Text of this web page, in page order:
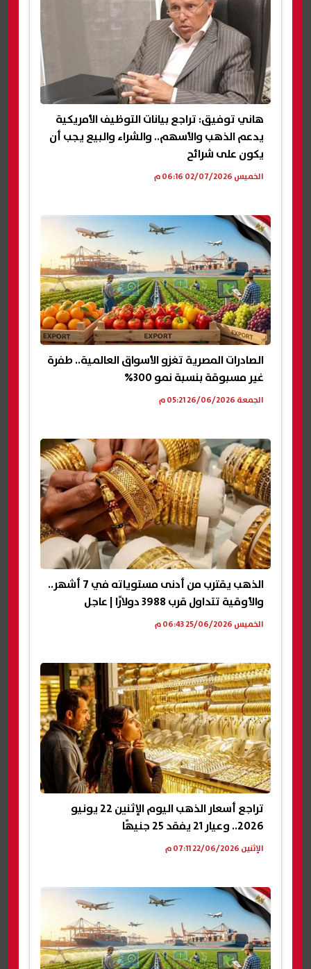
هاني توفيق: تراجع بيانات التوظيف الأمريكية
يدعم الذهب والأسهم.. والشراء والبيع يجب أن
يكون على شرائح
الخميس 02/07/2026 06:16 م
الصادرات المصرية تغزو الأسواق العالمية.. طفرة
غير مسبوقة بنسبة نمو 300%
الجمعة 26/06/2026 05:21 م
الذهب يقترب من أدنى مستوياته في 7 أشهر..
والأوقية تتداول قرب 3988 دولارًا | عاجل
الخميس 25/06/2026 06:43 م
تراجع أسعار الذهب اليوم الإثنين 22 يونيو
2026.. وعيار 21 يفقد 25 جنيهًا
الإثنين 22/06/2026 07:11 م